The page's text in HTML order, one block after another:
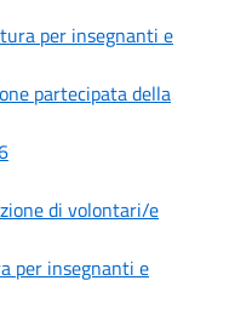
per insegnanti e
partecipata della
di volontari/e
per insegnanti e